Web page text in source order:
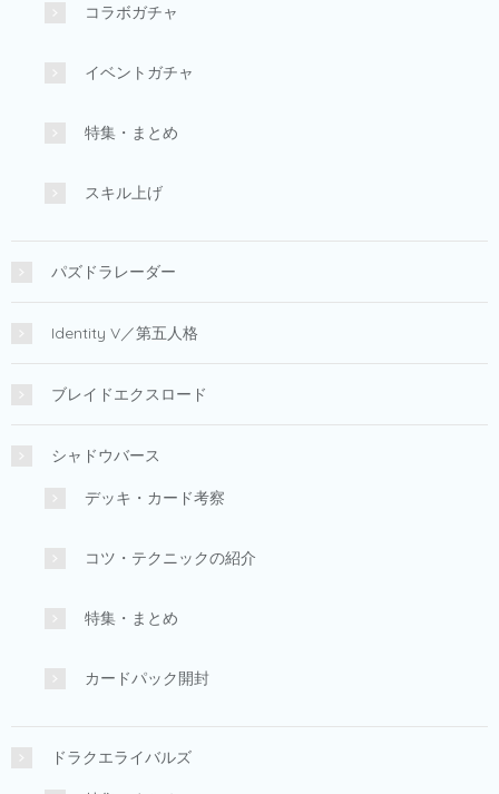
コラボガチャ
イベントガチャ
特集・まとめ
スキル上げ
パズドラレーダー
Identity V／第五人格
ブレイドエクスロード
シャドウバース
デッキ・カード考察
コツ・テクニックの紹介
特集・まとめ
カードパック開封
ドラクエライバルズ